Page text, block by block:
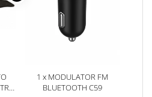
1 x MODULATOR FM
BLUETOOTH C59